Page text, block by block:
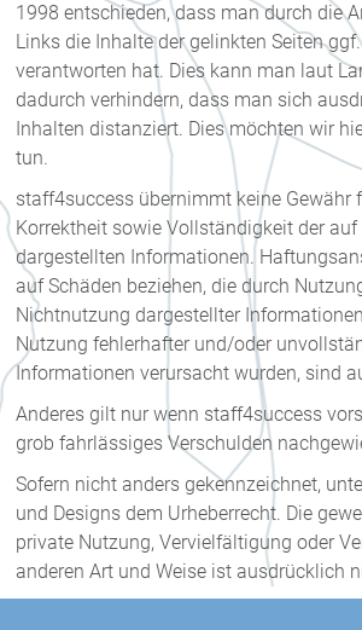
1998 entschieden, dass man durch die
Links die Inhalte der gelinkten Seiten
verantworten hat. Dies kann man laut
dadurch verhindern, dass man sich
Inhalten distanziert. Dies möchten wir
tun.
staff4success übernimmt keine Gewähr
Korrektheit sowie Vollständigkeit der auf
dargestellten Informationen.
auf Schäden beziehen, die durch
Nichtnutzung dargestellter
Nutzung fehlerhafter und/oder
Informationen verursacht wurden, sind
Anderes gilt nur wenn staff4success
grob fahrlässiges Verschulden
Sofern nicht anders gekennzeichnet,
und Designs dem Urheberrecht. Die
private Nutzung, Vervielfältigung oder
anderen Art und Weise ist ausdrücklich